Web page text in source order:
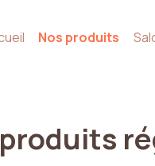
Nos produits
produits